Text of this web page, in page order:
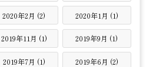
2020年2月 (2) 2020年1月 (1)
2019年11月 (1) 2019年9月 (1)
2019年7月 (1) 2019年6月 (2)